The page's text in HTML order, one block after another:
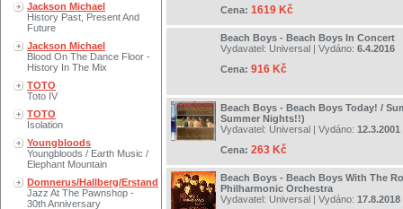
Jackson Michael
History Past, Present And
Future
Jackson Michael
Blood On The Dance Floor -
History In The Mix
TOTO
Toto IV
TOTO
Isolation
Youngbloods
Youngbloods / Earth Music /
Elephant Mountain
Domnerus/Hallberg/Erstand
Jazz At The Pawnshop -
30th Anniversary
Cena: 1619 Kč
Beach Boys - Beach Boys In Concert
Vydavatel: Universal | Vydáno: 6.4.2016
Cena: 916 Kč
Beach Boys - Beach Boys Today! /
Summer Nights!!)
Vydavatel: Universal | Vydáno: 12.3.2001
Cena: 263 Kč
Beach Boys - Beach Boys With The
Philharmonic Orchestra
Vydavatel: Universal | Vydáno: 17.8.2018